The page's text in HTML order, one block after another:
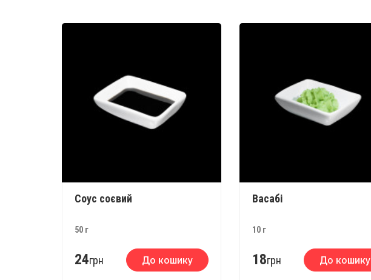
Соус соєвий
50 г
24грн До кошику
Васабі
10 г
18грн До кошику